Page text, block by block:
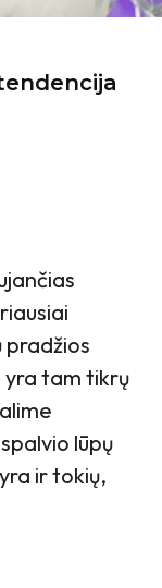
tam tikrų
lūpų
ir tokių,